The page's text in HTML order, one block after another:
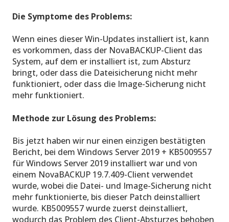
Die Symptome des Problems:
Wenn eines dieser Win-Updates installiert ist, kann
es vorkommen, dass der NovaBACKUP-Client das
System, auf dem er installiert ist, zum Absturz
bringt, oder dass die Dateisicherung nicht mehr
funktioniert, oder dass die Image-Sicherung nicht
mehr funktioniert.
Methode zur Lösung des Problems:
Bis jetzt haben wir nur einen einzigen bestätigten
Bericht, bei dem Windows Server 2019 + KB5009557
für Windows Server 2019 installiert war und von
einem NovaBACKUP 19.7.409-Client verwendet
wurde, wobei die Datei- und Image-Sicherung nicht
mehr funktionierte, bis dieser Patch deinstalliert
wurde. KB5009557 wurde zuerst deinstalliert,
wodurch das Problem des Client-Absturzes behoben